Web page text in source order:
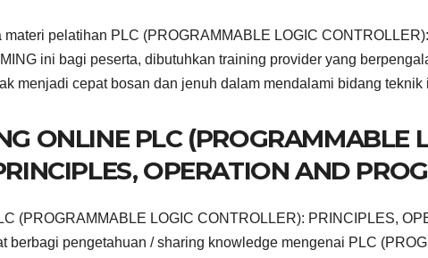
pelatihan PLC (PROGRAMMABLE LOGIC
ini bagi peserta, dibutuhkan training provider yang
menjadi cepat bosan dan jenuh dalam mendalami bidang teknik
ONLINE PLC (PROGRAMMABLE
OPERATION AND
(PROGRAMMABLE LOGIC CONTROLLER): PRINCIPLES,
berbagi pengetahuan / sharing knowledge mengenai PLC